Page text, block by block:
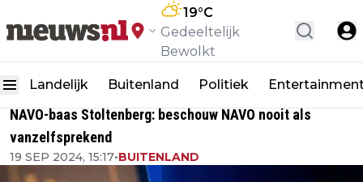
19°C
Gedeeltelijk
Bewolkt
Landelijk Buitenland Politiek
NAVO-baas Stoltenberg: beschouw NAVO nooit als
vanzelfsprekend
19 SEP 2024, 15:17•BUITENLAND